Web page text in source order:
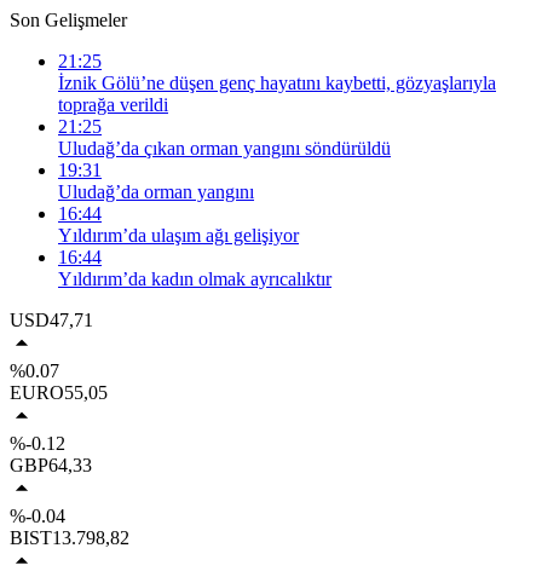
Son Gelişmeler
21:25
İznik Gölü’ne düşen genç hayatını kaybetti, gözyaşlarıyla
toprağa verildi
21:25
Uludağ’da çıkan orman yangını söndürüldü
19:31
Uludağ’da orman yangını
16:44
Yıldırım’da ulaşım ağı gelişiyor
16:44
Yıldırım’da kadın olmak ayrıcalıktır
USD47,71
%0.07
EURO55,05
%-0.12
GBP64,33
%-0.04
BIST13.798,82